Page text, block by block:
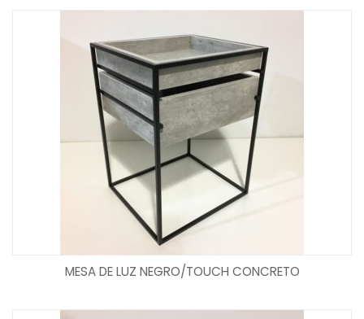
MESA DE LUZ NEGRO/TOUCH CONCRETO